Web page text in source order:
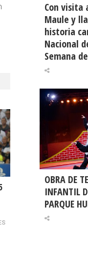
Con visita
Maule y
historia
Nacional
Semana
OBRA DE
INFANTIL
PARQUE